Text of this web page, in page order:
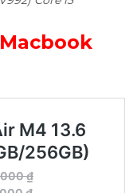
Macbook